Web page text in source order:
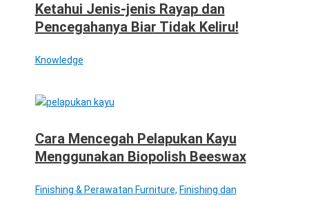
Ketahui Jenis-jenis Rayap dan
Pencegahanya Biar Tidak Keliru!
Knowledge
Cara Mencegah Pelapukan Kayu
Menggunakan Biopolish Beeswax
Finishing & Perawatan Furniture, Finishing dan